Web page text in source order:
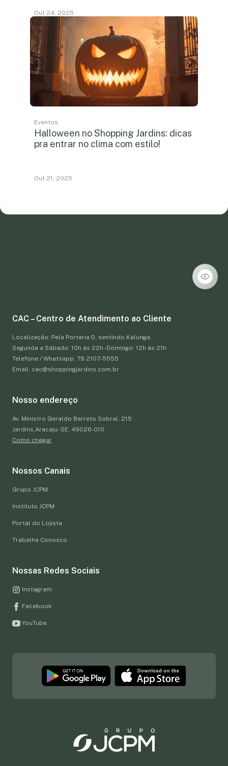
Out 24, 2025
Eventos
Halloween no Shopping Jardins: dicas
pra entrar no clima com estilo!
Out 21, 2025
CAC – Centro de Atendimento ao Cliente
Localização: Pela Portaria D, sentindo Kalunga.
Segunda a Sábado: 10h às 22h - Domingo: 12h às 21h
Telefone / Whatsapp: 79 2107-5555
Email: cac@shoppingjardins.com.br
Nosso endereço
Av. Ministro Geraldo Barreto Sobral, 215
Jardins,Aracaju - SE, 49026-010
Como chegar
Nossos Canais
Grupo JCPM
Instituto JCPM
Portal do Lojista
Trabalhe Conosco
Nossas Redes Sociais
Instagram
Facebook
YouTube